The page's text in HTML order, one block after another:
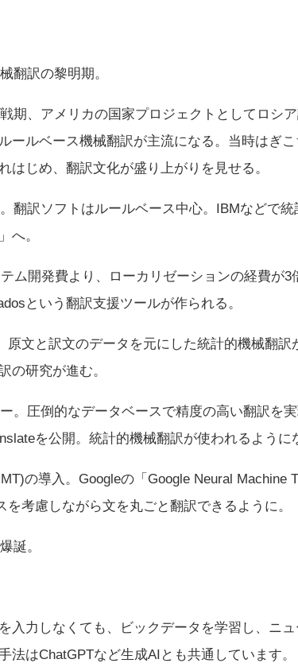
翻訳の黎明期。
期、アメリカの国家プロジェクトとしてロシ
ールベース機械翻訳が主流になる。当時はぎ
はじめ、翻訳文化が盛り上がりを見せる。
訳ソフトはルールベース中心。IBMなどで統
へ。
開発費より、ローカリゼーションの経費が3
という翻訳支援ツールが作られる。
文と訳文のデータを元にした統計的機械翻訳
の研究が進む。
圧倒的なデータベースで精度の高い翻訳を実
を公開。統計的機械翻訳が使われるように
の導入。Googleの「Google Neural Machine
考慮しながら文を丸ごと翻訳できるように。
誕。
力しなくても、ビックデータを学習し、ニ
法はChatGPTなど生成AIとも共通しています。